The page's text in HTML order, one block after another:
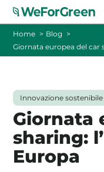
TARIFFE
FOTOVOLTAICO A
FAQ
Home
Blog
Giornata europea del car
Innovazione sostenibile
Giornata
sharing:
Europa